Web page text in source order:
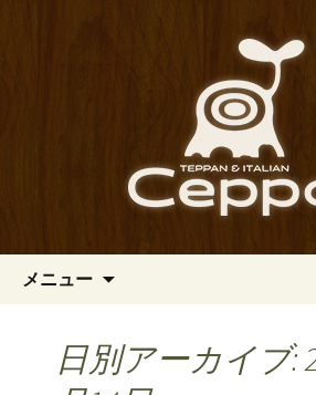
南船場・心斎橋の
「Ceppo（チェッ
イタリアン「Ceppo（
さまざまなパスタや讃
ステーキのほか、バル
にご用意。デートにも
様にもぴったりです。
メニュー
日別アーカイブ: